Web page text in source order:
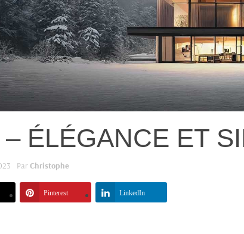
ÉLÉGANCE ET
ParChristophe
Pinterest LinkedIn